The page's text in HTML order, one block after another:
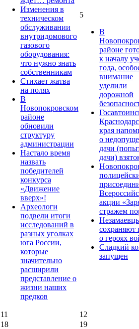
Изменения в
техническом
обслуживании
внутридомового
газового
оборудования:
что нужно знать
собственникам
Стихает жатва
на полях
В
Новопокровском
районе
обновили
структуру
администрации
Настало время
назвать
победителей
конкурса
«Движение
вверх»!
Археологи
подвели итоги
исследований в
разных уголках
юга России,
которые
значительно
расширили
представление о
жизни наших
предков
5
В
районе
к началу
года,
внимание
уделили
дорожной
края
о
дачи
дачи)
акции
стражем
сохраняют
о героях
Сладкий
запущен
11
12
18
19